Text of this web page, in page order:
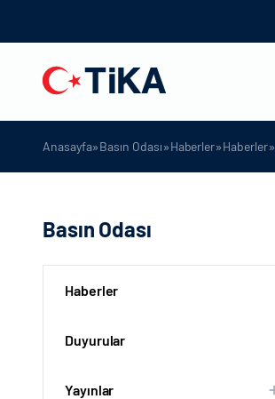
Anasayfa»Basın Odası»Haberler»Haberler»
Basın Odası
Haberler
Duyurular
Yayınlar